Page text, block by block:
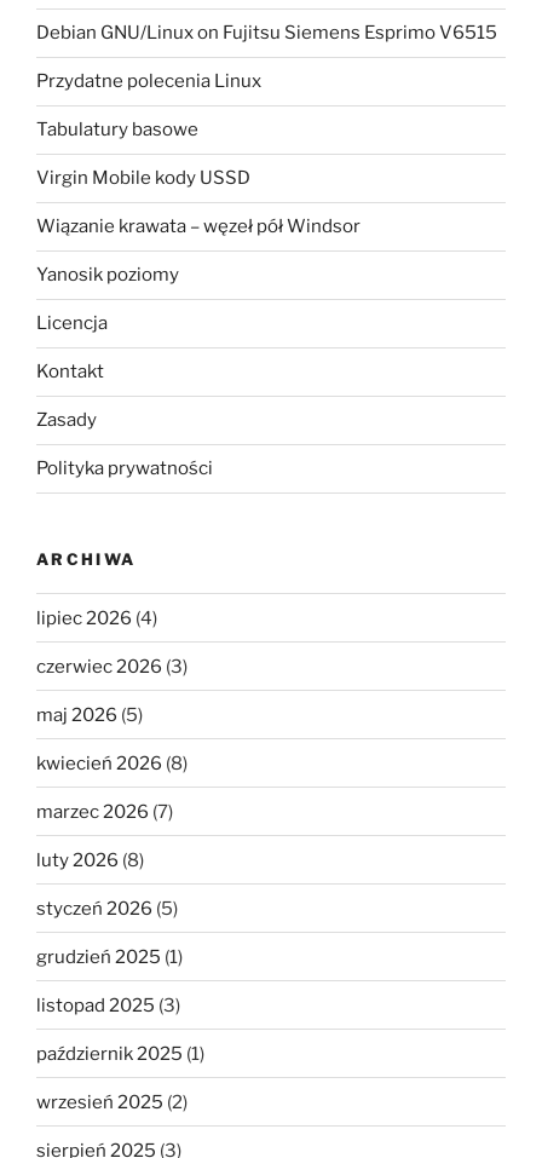
Debian GNU/Linux on Fujitsu Siemens Esprimo V6515
Przydatne polecenia Linux
Tabulatury basowe
Virgin Mobile kody USSD
Wiązanie krawata – węzeł pół Windsor
Yanosik poziomy
Licencja
Kontakt
Zasady
Polityka prywatności
ARCHIWA
lipiec 2026 (4)
czerwiec 2026 (3)
maj 2026 (5)
kwiecień 2026 (8)
marzec 2026 (7)
luty 2026 (8)
styczeń 2026 (5)
grudzień 2025 (1)
listopad 2025 (3)
październik 2025 (1)
wrzesień 2025 (2)
sierpień 2025 (3)